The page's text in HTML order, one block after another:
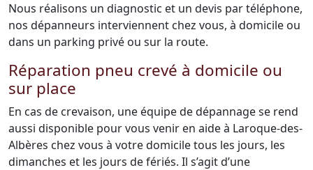
Nous réalisons un diagnostic et un devis par téléphone,
nos dépanneurs interviennent chez vous, à domicile ou
dans un parking privé ou sur la route.
Réparation pneu crevé à domicile ou
sur place
En cas de crevaison, une équipe de dépannage se rend
aussi disponible pour vous venir en aide à Laroque-des-
Albères chez vous à votre domicile tous les jours, les
dimanches et les jours de fériés. Il s’agit d’une